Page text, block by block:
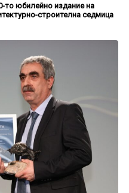
юбилейно издание на
строителна седмица